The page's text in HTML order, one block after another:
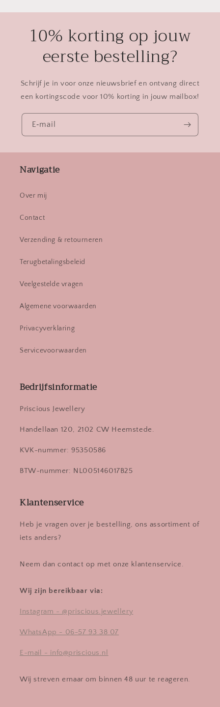
10% korting op jouw
eerste bestelling?
Schrijf je in voor onze nieuwsbrief en ontvang direct
een kortingscode voor 10% korting in jouw mailbox!
E‑mail
Navigatie
Over mij
Contact
Verzending & retourneren
Terugbetalingsbeleid
Veelgestelde vragen
Algemene voorwaarden
Privacyverklaring
Servicevoorwaarden
Bedrijfsinformatie
Priscious Jewellery
Handellaan 120, 2102 CW Heemstede.
KVK-nummer: 95350586
BTW-nummer: NL005146017B25
Klantenservice
Heb je vragen over je bestelling, ons assortiment of
iets anders?
Neem dan contact op met onze klantenservice.
Wij zijn bereikbaar via:
Instagram - @priscious.jewellery
WhatsApp - 06-57 93 38 07
E-mail - info@priscious.nl
Wij streven ernaar om binnen 48 uur te reageren.